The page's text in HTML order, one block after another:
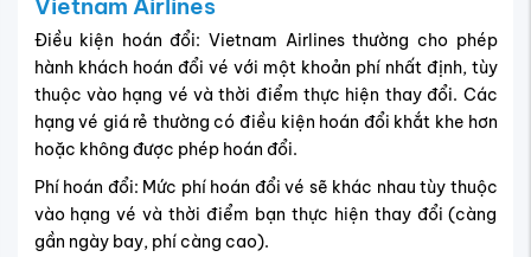
Vietnam Airlines
Điều kiện hoán đổi: Vietnam Airlines thường cho phép
hành khách hoán đổi vé với một khoản phí nhất định, tùy
thuộc vào hạng vé và thời điểm thực hiện thay đổi. Các
hạng vé giá rẻ thường có điều kiện hoán đổi khắt khe hơn
hoặc không được phép hoán đổi.
Phí hoán đổi: Mức phí hoán đổi vé sẽ khác nhau tùy thuộc
vào hạng vé và thời điểm bạn thực hiện thay đổi (càng
gần ngày bay, phí càng cao).